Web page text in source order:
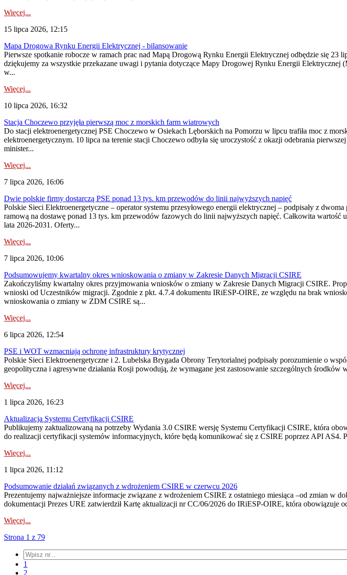
Więcej...
15 lipca 2026, 12:15
Mapa Drogowa Rynku Energii Elektrycznej - bilansowanie
Pierwsze spotkanie robocze w ramach prac nad Mapą Drogową Rynku Energii Elektrycznej odbędzie się
dziękujemy za wszystkie przekazane uwagi i pytania dotyczące Mapy Drogowej Rynku Energii Elektrycznej
w...
Więcej...
10 lipca 2026, 16:32
Stacja Choczewo przyjęła pierwszą moc z morskich farm wiatrowych
Do stacji elektroenergetycznej PSE Choczewo w Osiekach Lęborskich na Pomorzu w lipcu trafiła moc z
elektroenergetycznym. 10 lipca na terenie stacji Choczewo odbyła się uroczystość z okazji odebrania
minister...
Więcej...
7 lipca 2026, 16:06
Dwie polskie firmy dostarczą PSE ponad 13 tys. km przewodów do linii najwyższych napięć
Polskie Sieci Elektroenergetyczne – operator systemu przesyłowego energii elektrycznej – podpisały z
ramową na dostawę ponad 13 tys. km przewodów fazowych do linii najwyższych napięć. Całkowita
lata 2026-2031. Oferty...
Więcej...
7 lipca 2026, 10:06
Podsumowujemy kwartalny okres wnioskowania o zmiany w Zakresie Danych Migracji CSIRE
Zakończyliśmy kwartalny okres przyjmowania wniosków o zmiany w Zakresie Danych Migracji CSIRE.
wnioski od Uczestników migracji. Zgodnie z pkt. 4.7.4 dokumentu IRiESP-OIRE, ze względu na brak
wnioskowania o zmiany w ZDM CSIRE są...
Więcej...
6 lipca 2026, 12:54
PSE i WOT wzmacniają ochronę infrastruktury krytycznej
Polskie Sieci Elektroenergetyczne i 2. Lubelska Brygada Obrony Terytorialnej podpisały porozumienie o
geopolityczna i agresywne działania Rosji powodują, że wymagane jest zastosowanie szczególnych
Więcej...
1 lipca 2026, 16:23
Aktualizacja Systemu Certyfikacji CSIRE
Publikujemy zaktualizowaną na potrzeby Wydania 3.0 CSIRE wersję Systemu Certyfikacji CSIRE, która
do realizacji certyfikacji systemów informacyjnych, które będą komunikować się z CSIRE poprzez API
Więcej...
1 lipca 2026, 11:12
Podsumowanie działań związanych z wdrożeniem CSIRE w czerwcu 2026
Prezentujemy najważniejsze informacje związane z wdrożeniem CSIRE z ostatniego miesiąca –od zmian w
dokumentacji Prezes URE zatwierdził Kartę aktualizacji nr CC/06/2026 do IRiESP‑OIRE, która obowiązuje
Więcej...
Strona 1 z 79
1
2